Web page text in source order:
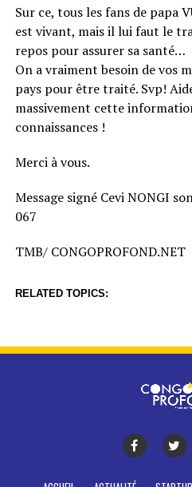
Sur ce, tous les fans de papa
est vivant, mais il lui faut le
repos pour assurer sa santé…
On a vraiment besoin de vos
pays pour être traité. Svp!
massivement cette
connaissances !
Merci à vous.
Message signé Cevi NONGI
067
TMB/ CONGOPROFOND.NET
RELATED TOPICS: